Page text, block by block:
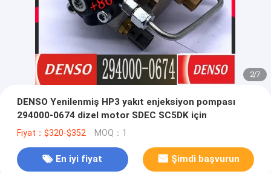
2/7
DENSO Yenilenmiş HP3 yakıt enjeksiyon pompası
294000-0674 dizel motor SDEC SC5DK için
Fiyat：$320-$352 MOQ：1
En iyi fiyat Şimdi başvurun